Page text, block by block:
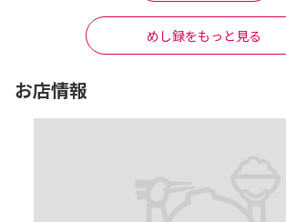
ありがとうございました！！
※Googleに投稿された口コミです
めし録をもっと見る
お店情報